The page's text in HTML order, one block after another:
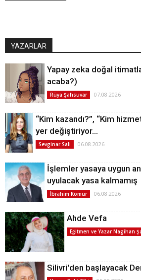
YAZARLAR
Yapay zeka doğal
acaba?)
Rüya Şahsuvar 07.08.2026
“Kim kazandı?”, “Kim
yer değiştiriyor…
Sevginar Sali 06.08.2026
İşlemler yasaya uygun
uyulacak yasa kalmamış
İbrahim Kömür 06.08.2026
Ahde Vefa
Eğitmen ve Yazar Nagihan
Silivri'den başlayacak